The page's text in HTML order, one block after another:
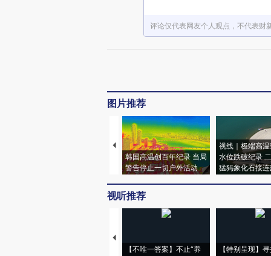
评论仅代表网友个人观点，不代表财
图片推荐
韩国高温创百年纪录 当局
警告停止一切户外活动
视线｜极端高
水位跌破纪录
猛犸象化石接连
视听推荐
【不唯一答案】不止“养
【特别呈现】